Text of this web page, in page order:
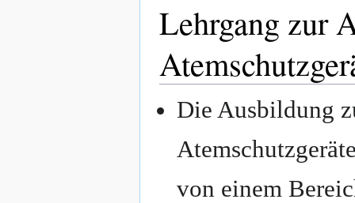
Lehrgang zur
Die Ausbildung
von einem